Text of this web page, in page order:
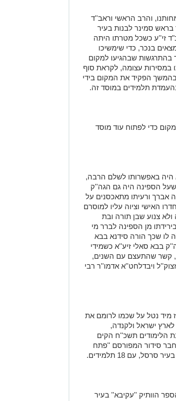
והרב הראשי וראב''ד
בראש סמינר לבנות בעיר
"ד זי''ע כשכל מטרתו היתה
בנכר, כדי שימשיכו
בהתרגשות שבהגיעו למקום
ונשמתו במסירות עצומה, לקראת סוף
התלמידות עבר את ה-300 בנות. בהמשך הפקיד את המקום בידי
תלמידים במוסד זה.
כדי לפתוח עוד מוסד
היה באפשרותו לשלם הרבה,
שעל הספינה היה גם הגה''ק
אברך ורעיתו מתאכסנים על
האישי וציוה עליו למוסרם
צנוע שבן תורה ובת
מן הספינה לברר מי
לו שכך הורה סידנא בבא
בבא סאלי זיע''א כשמידי
קשר שהתעצם עם השנים,
ויבדלחט''א אדמו''ר רבי
מיד נטל על שכמו לרומם את
ישראל ולקנדה,
הלימודים תשכ''ח הקים
סידור המפורסם ''פתח
עם 18 תלמידים
.
הוותיק ''עקיבא'' בעיר